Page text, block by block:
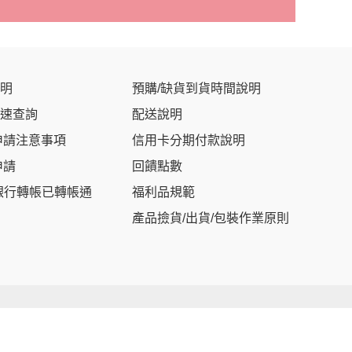
查詢
注意事項
請
行轉帳已轉帳通
預購/缺貨到貨時間說明
配送說明
信用卡分期付款說明
回饋點數
福利品規範
產品撿貨/出貨/包裝作業原則